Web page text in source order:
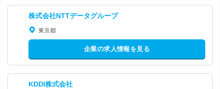
株式会社NTTデータグループ
東京都
企業の求人情報を見る
KDDI株式会社